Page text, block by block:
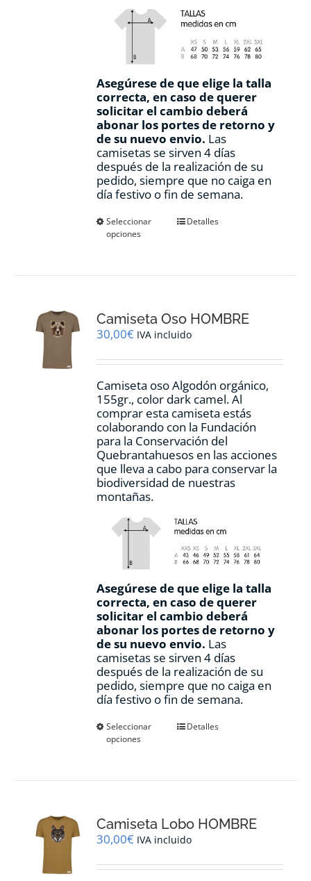
Asegúrese de que elige la talla
correcta, en caso de querer
solicitar el cambio deberá
abonar los portes de retorno y
de su nuevo envio. Las
camisetas se sirven 4 días
después de la realización de su
pedido, siempre que no caiga en
día festivo o fin de semana.
Seleccionar
opciones
Este
se
pueden
en
página
de
producto
Detalles
Camiseta Oso HOMBRE
30,00€ IVA incluido
Camiseta oso Algodón orgánico,
155gr., color dark camel. Al
comprar esta camiseta estás
colaborando con la Fundación
para la Conservación del
Quebrantahuesos en las acciones
que lleva a cabo para conservar la
biodiversidad de nuestras
montañas.
Asegúrese de que elige la talla
correcta, en caso de querer
solicitar el cambio deberá
abonar los portes de retorno y
de su nuevo envio. Las
camisetas se sirven 4 días
después de la realización de su
pedido, siempre que no caiga en
día festivo o fin de semana.
Seleccionar
opciones
Este
se
pueden
en
Detalles
Camiseta Lobo HOMBRE
30,00€ IVA incluido